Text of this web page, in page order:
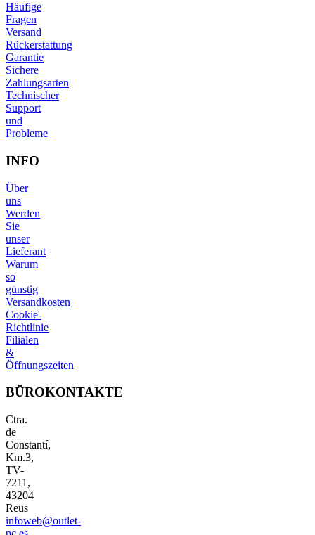
Häufige
Fragen
Versand
Rückerstattung
Garantie
Sichere
Zahlungsarten
Technischer
Support
und
Probleme
INFO
Über
uns
Werden
Sie
unser
Lieferant
Warum
so
günstig
Versandkosten
Cookie-
Richtlinie
Filialen
&
Öffnungszeiten
BÜROKONTAKTE
Ctra.
de
Constantí,
Km.3,
TV-
7211,
43204
Reus
infoweb@outlet-